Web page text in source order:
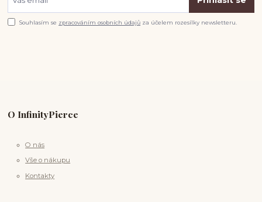
Souhlasím se zpracováním osobních údajů za účelem rozesílky newsletteru.
O InfinityPierce
O nás
Vše o nákupu
Kontakty